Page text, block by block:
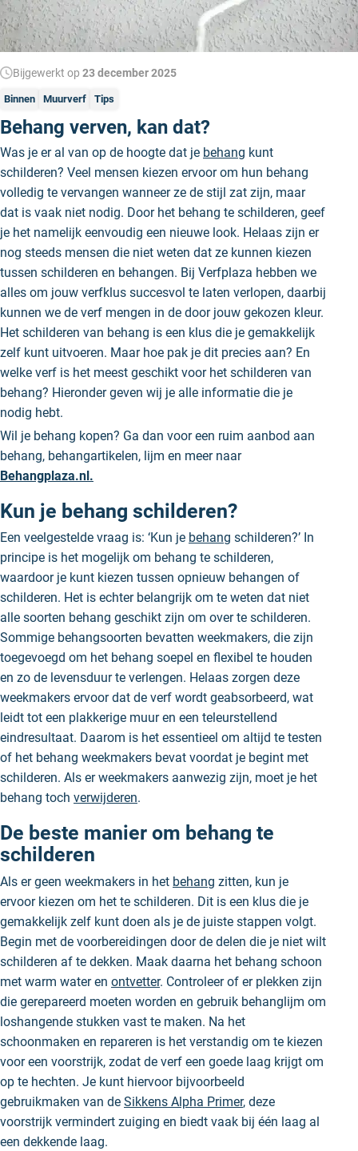
Bijgewerkt op 23 december 2025
Binnen Muurverf Tips
Behang verven, kan dat?
Was je er al van op de hoogte dat je behang kunt
schilderen? Veel mensen kiezen ervoor om hun behang
volledig te vervangen wanneer ze de stijl zat zijn, maar
dat is vaak niet nodig. Door het behang te schilderen, geef
je het namelijk eenvoudig een nieuwe look. Helaas zijn er
nog steeds mensen die niet weten dat ze kunnen kiezen
tussen schilderen en behangen. Bij Verfplaza hebben we
alles om jouw verfklus succesvol te laten verlopen, daarbij
kunnen we de verf mengen in de door jouw gekozen kleur.
Het schilderen van behang is een klus die je gemakkelijk
zelf kunt uitvoeren. Maar hoe pak je dit precies aan? En
welke verf is het meest geschikt voor het schilderen van
behang? Hieronder geven wij je alle informatie die je
nodig hebt.
Wil je behang kopen? Ga dan voor een ruim aanbod aan
behang, behangartikelen, lijm en meer naar
Behangplaza.nl.
Kun je behang schilderen?
Een veelgestelde vraag is: ‘Kun je behang schilderen?’ In
principe is het mogelijk om behang te schilderen,
waardoor je kunt kiezen tussen opnieuw behangen of
schilderen. Het is echter belangrijk om te weten dat niet
alle soorten behang geschikt zijn om over te schilderen.
Sommige behangsoorten bevatten weekmakers, die zijn
toegevoegd om het behang soepel en flexibel te houden
en zo de levensduur te verlengen. Helaas zorgen deze
weekmakers ervoor dat de verf wordt geabsorbeerd, wat
leidt tot een plakkerige muur en een teleurstellend
eindresultaat. Daarom is het essentieel om altijd te testen
of het behang weekmakers bevat voordat je begint met
schilderen. Als er weekmakers aanwezig zijn, moet je het
behang toch verwijderen.
De beste manier om behang te
schilderen
Als er geen weekmakers in het behang zitten, kun je
ervoor kiezen om het te schilderen. Dit is een klus die je
gemakkelijk zelf kunt doen als je de juiste stappen volgt.
Begin met de voorbereidingen door de delen die je niet wilt
schilderen af te dekken. Maak daarna het behang schoon
met warm water en ontvetter. Controleer of er plekken zijn
die gerepareerd moeten worden en gebruik behanglijm om
loshangende stukken vast te maken. Na het
schoonmaken en repareren is het verstandig om te kiezen
voor een voorstrijk, zodat de verf een goede laag krijgt om
op te hechten. Je kunt hiervoor bijvoorbeeld
gebruikmaken van de Sikkens Alpha Primer, deze
voorstrijk vermindert zuiging en biedt vaak bij één laag al
een dekkende laag.